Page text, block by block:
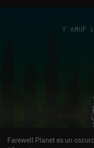
Farewell Planet es un